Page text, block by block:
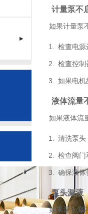
▶
计量泵不
如果计量泵
检查电源
检查控制
如果电机
液体流量
如果液体流
清洗泵头
检查阀门
确保液体
泵头漏液
如果泵头漏